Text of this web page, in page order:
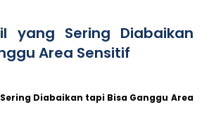
yang Sering Diabaikan
Area Sensitif
Diabaikan tapi Bisa Ganggu Area